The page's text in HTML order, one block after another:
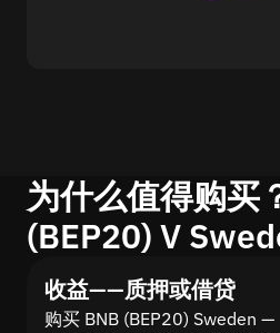
为什么值得购买
(BEP20) V
收益——质押或借贷
购买 BNB (BEP20) Sweden —